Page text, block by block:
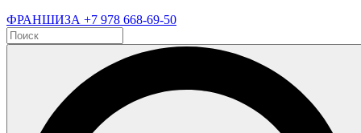
ФРАНШИЗА +7 978 668-69-50